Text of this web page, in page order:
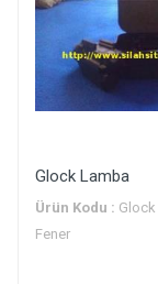
Glock Lamba
Ürün Kodu :
Fener